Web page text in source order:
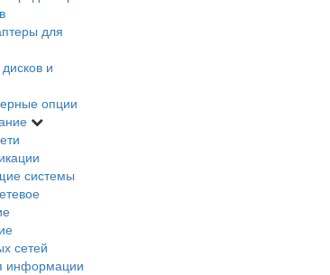
для
и
опции
системы
сетей
информации